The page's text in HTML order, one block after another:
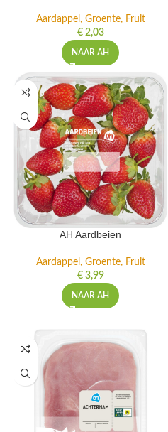
Aardappel, Groente, Fruit
€2,03
NAAR AH
AH Aardbeien
Aardappel, Groente, Fruit
€3,99
NAAR AH